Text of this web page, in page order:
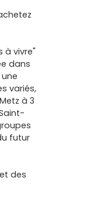
à vivre"
dans
variés,
à 3
futur
des